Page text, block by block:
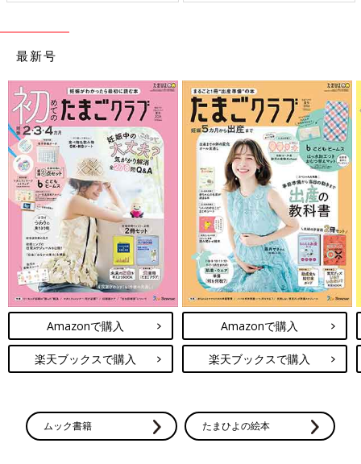
最新号
Amazonで購入
楽天ブックスで購入
Amazonで購入
楽天ブックスで購入
ムック書籍 たまひよの絵本